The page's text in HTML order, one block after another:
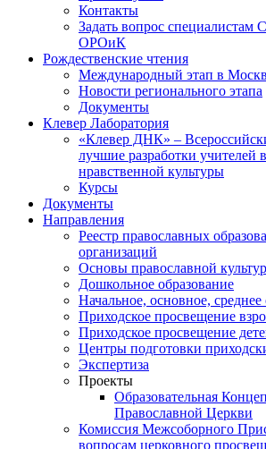
Контакты
Задать вопрос специалистам
ОРОиК
Рождественские чтения
Международный этап в
Новости регионального этапа
Документы
Клевер Лаборатория
«Клевер ДНК» –
лучшие разработки учителей
нравственной культуры
Курсы
Документы
Направления
Реестр православных
организаций
Основы православной
Дошкольное образование
Начальное, основное,
Приходское просвещение
Приходское просвещение
Центры подготовки
Экспертиза
Проекты
Образовательная
Православной Церкви
Комиссия Межсоборного
вопросам церковного